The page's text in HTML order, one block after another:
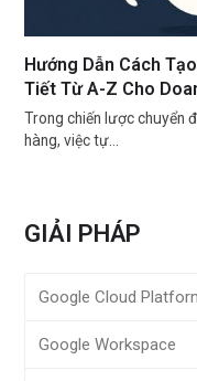
Hướng Dẫn Cách
Tiết Từ A-Z Cho
Trong chiến lược chuyển
hàng, việc tự…
GIẢI PHÁP
Google Cloud
Google Workspace